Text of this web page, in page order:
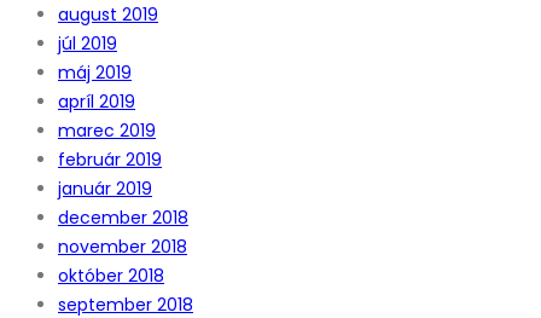
august 2019
júl 2019
máj 2019
apríl 2019
marec 2019
február 2019
január 2019
december 2018
november 2018
október 2018
september 2018